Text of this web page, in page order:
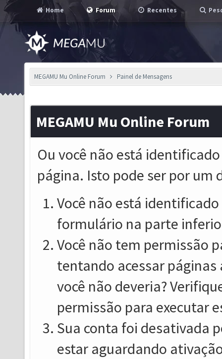
Home Forum Recentes
MEGAMU Mu Online Forum Painel de Mensagens
MEGAMU Mu Online Forum
Ou você não está
página. Isto pode ser por um
Você não está
formulário na parte
Você não tem permissão
tentando acessar
você não deveria?
permissão para executar
Sua conta foi desativada
estar aguardando